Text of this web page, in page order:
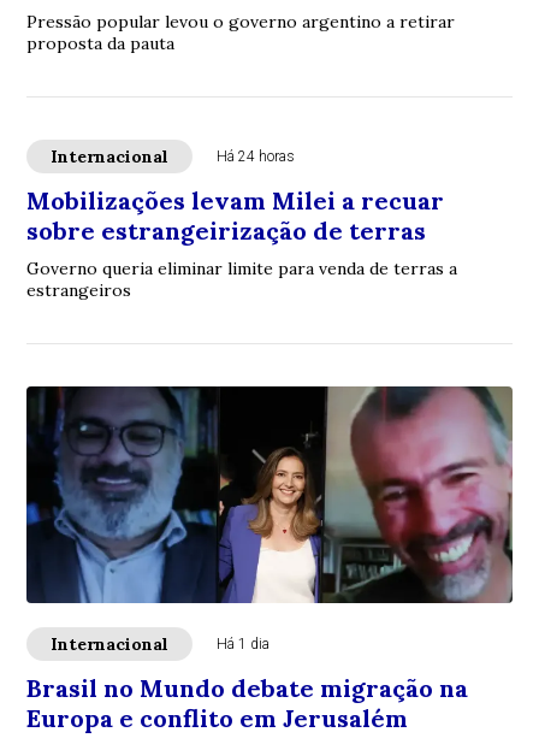
Pressão popular levou o governo argentino a retirar
proposta da pauta
Internacional Há 24 horas
Mobilizações levam Milei a recuar
sobre estrangeirização de terras
Governo queria eliminar limite para venda de terras a
estrangeiros
Internacional Há 1 dia
Brasil no Mundo debate migração na
Europa e conflito em Jerusalém